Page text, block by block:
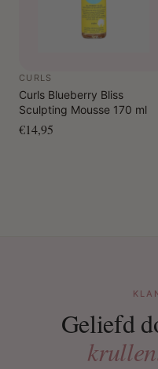
CURLS
Curls Blueberry Bliss
Sculpting Mousse 170 ml
€14,95
Geliefd